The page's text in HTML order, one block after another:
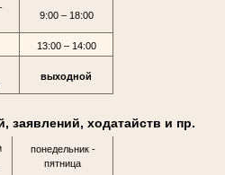
9:00 – 18:00
13:00 – 14:00
выходной
заявлений, ходатайств и пр.
понедельник -
пятница